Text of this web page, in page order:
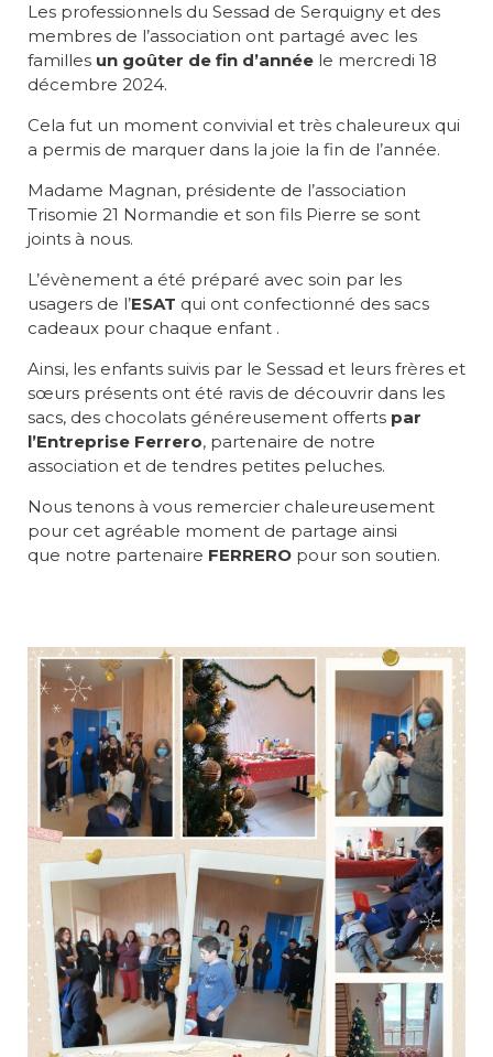
Les professionnels du Sessad de Serquigny et des
membres de l’association ont partagé avec les
familles un goûter de fin d’année le mercredi 18
décembre 2024.
Cela fut un moment convivial et très chaleureux qui
a permis de marquer dans la joie la fin de l’année.
Madame Magnan, présidente de l’association
Trisomie 21 Normandie et son fils Pierre se sont
joints à nous.
L’évènement a été préparé avec soin par les
usagers de l’ESAT qui ont confectionné des sacs
cadeaux pour chaque enfant .
Ainsi, les enfants suivis par le Sessad et leurs frères et
sœurs présents ont été ravis de découvrir dans les
sacs, des chocolats généreusement offerts par
l’Entreprise Ferrero, partenaire de notre
association et de tendres petites peluches.
Nous tenons à vous remercier chaleureusement
pour cet agréable moment de partage ainsi
que notre partenaire FERRERO pour son soutien.